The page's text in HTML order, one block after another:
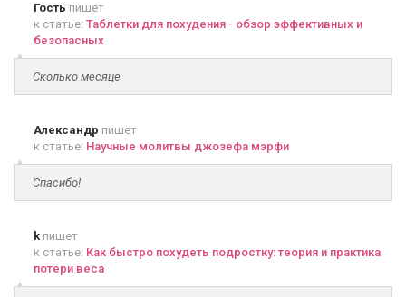
Гость пишет
к статье: Таблетки для похудения - обзор эффективных и
безопасных
Сколько месяце
Александр пишет
к статье: Научные молитвы джозефа мэрфи
Спасибо!
k пишет
к статье: Как быстро похудеть подростку: теория и практика
потери веса